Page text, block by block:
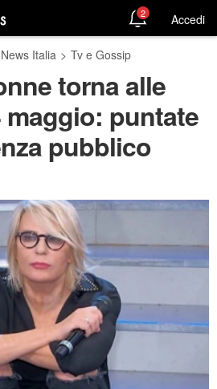
2 Accedi
Italia > Tv e Gossip
torna alle
puntate
pubblico